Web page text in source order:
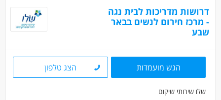
דרושות מדריכות לבית נגה
- מרכז חירום לנשים בבאר
שבע
הגש מועמדות הצג טלפון
שלו שירותי שיקום